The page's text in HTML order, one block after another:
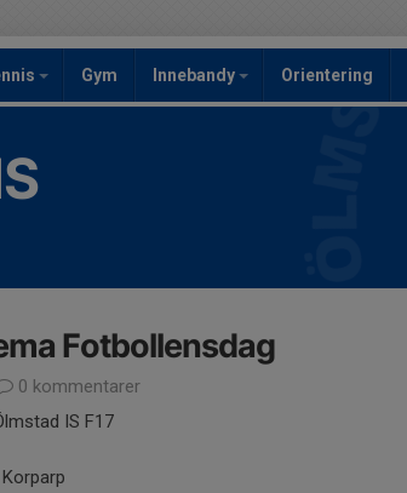
Gym Innebandy Orientering
Fotbollensdag
0 kommentarer
IS F17